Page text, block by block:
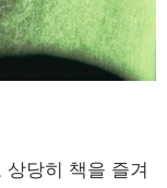
상당히 책을 즐겨